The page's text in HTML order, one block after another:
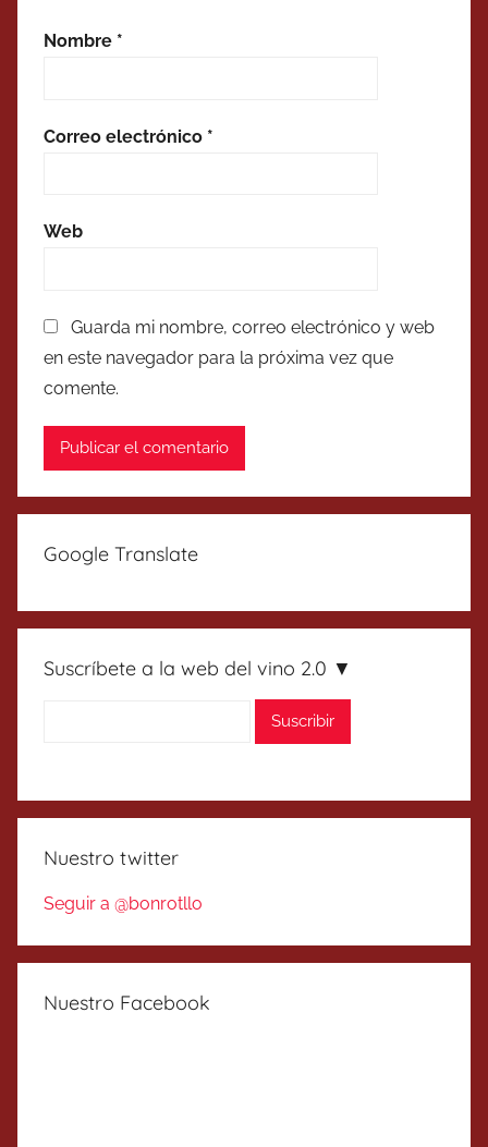
Nombre *
Correo electrónico *
Web
Guarda mi nombre, correo electrónico y web
en este navegador para la próxima vez que
comente.
Google Translate
Suscríbete a la web del vino 2.0 ▼
Nuestro twitter
Seguir a @bonrotllo
Nuestro Facebook